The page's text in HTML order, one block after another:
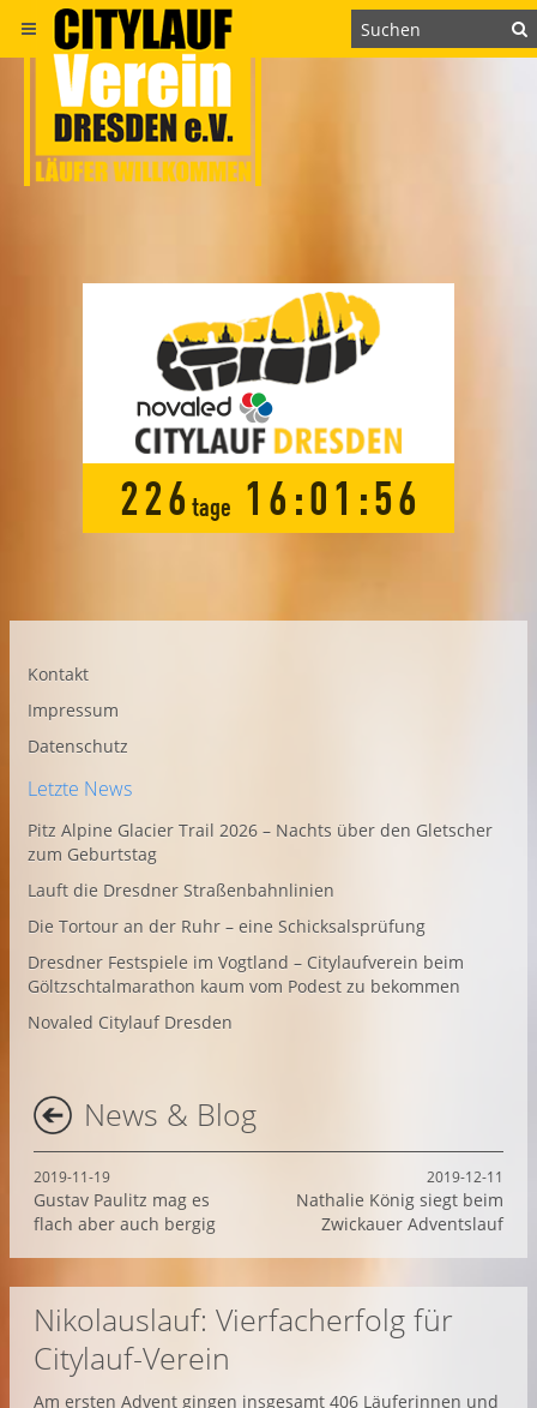
226 tage 1 6 :0 1 :56
Kontakt
Impressum
Datenschutz
Letzte News
Pitz Alpine Glacier Trail 2026 – Nachts über den Gletscher
zum Geburtstag
Lauft die Dresdner Straßenbahnlinien
Die Tortour an der Ruhr – eine Schicksalsprüfung
Dresdner Festspiele im Vogtland – Citylaufverein beim
Göltzschtalmarathon kaum vom Podest zu bekommen
Novaled Citylauf Dresden
News & Blog
2019-12-11
Nathalie König siegt beim
Zwickauer Adventslauf
2019-11-19
Gustav Paulitz mag es
flach aber auch bergig
Nikolauslauf: Vierfacherfolg für
Citylauf-Verein
Am ersten Advent gingen insgesamt 406 Läuferinnen und